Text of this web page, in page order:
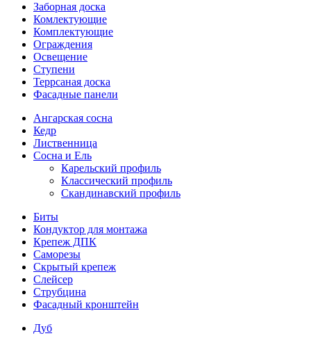
Заборная доска
Комлектующие
Комплектующие
Ограждения
Освещение
Ступени
Террсаная доска
Фасадные панели
Ангарская сосна
Кедр
Лиственница
Сосна и Ель
Карельский профиль
Классический профиль
Скандинавский профиль
Биты
Кондуктор для монтажа
Крепеж ДПК
Саморезы
Скрытый крепеж
Слейсер
Струбцина
Фасадный кронштейн
Дуб